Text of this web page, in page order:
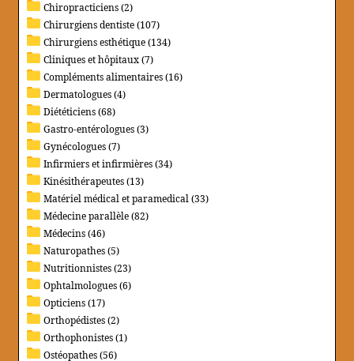
Chiropracticiens (2)
Chirurgiens dentiste (107)
Chirurgiens esthétique (134)
Cliniques et hôpitaux (7)
Compléments alimentaires (16)
Dermatologues (4)
Diététiciens (68)
Gastro-entérologues (3)
Gynécologues (7)
Infirmiers et infirmières (34)
Kinésithérapeutes (13)
Matériel médical et paramedical (33)
Médecine parallèle (82)
Médecins (46)
Naturopathes (5)
Nutritionnistes (23)
Ophtalmologues (6)
Opticiens (17)
Orthopédistes (2)
Orthophonistes (1)
Ostéopathes (56)